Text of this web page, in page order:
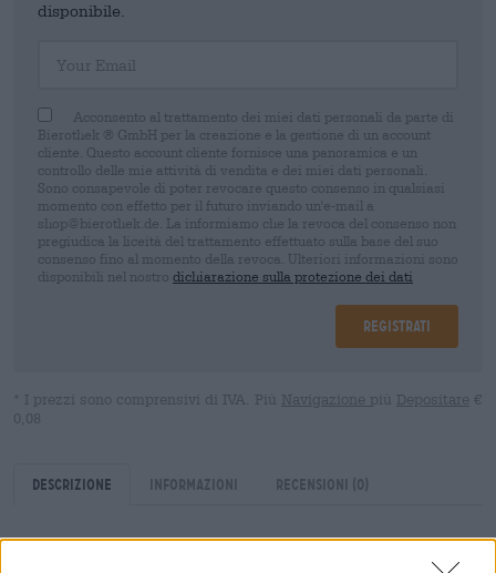
disponibile.
Acconsento al trattamento dei miei dati personali da parte di
Bierothek ® GmbH per la creazione e la gestione di un account
cliente. Questo account cliente fornisce una panoramica e un
controllo delle mie attività di vendita e dei miei dati personali.
Sono consapevole di poter revocare questo consenso in qualsiasi
momento con effetto per il futuro inviando un'e-mail a
shop@bierothek.de. La informiamo che la revoca del consenso non
pregiudica la liceità del trattamento effettuato sulla base del suo
consenso fino al momento della revoca. Ulteriori informazioni sono
disponibili nel nostro dichiarazione sulla protezione dei dati
Registrati
* I prezzi sono comprensivi di IVA. Più Navigazione più Depositare €
0,08
Descrizione Informazioni Recensioni (0)
Nel mondo della birra artigianale, spesso è il luppolo a